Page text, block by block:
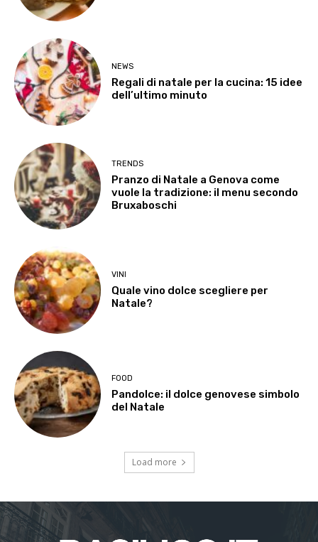
NEWS
Regali di natale per la cucina: 15 idee
dell’ultimo minuto
TRENDS
Pranzo di Natale a Genova come
vuole la tradizione: il menu secondo
Bruxaboschi
VINI
Quale vino dolce scegliere per
Natale?
FOOD
Pandolce: il dolce genovese simbolo
del Natale
Load more